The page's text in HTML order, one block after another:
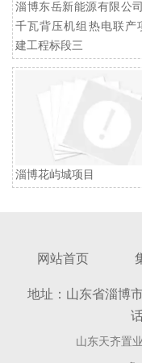
淄博东岳新能源有限公
千瓦背压机组热电联产
建工程标段三
淄博花屿城项目
网站首页
地址：山东省淄
山东天齐置